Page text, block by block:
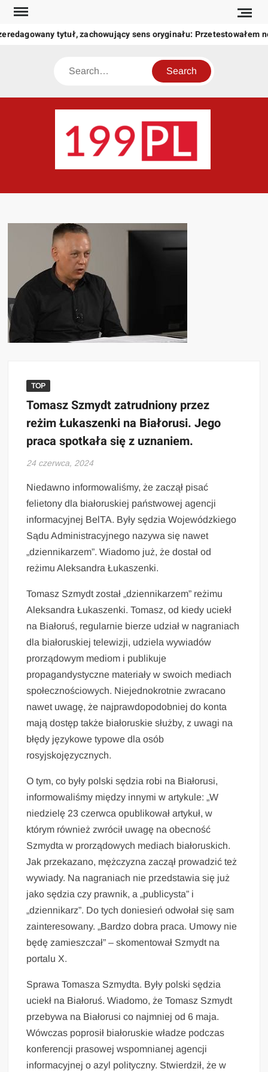
Skip
content
tytuł, zachowujący sens oryginału: Przetestowałem
Search
świat
TOP
Tomasz Szmydt zatrudniony przez
reżim Łukaszenki na Białorusi. Jego
praca spotkała się z uznaniem.
24 czerwca, 2024
Niedawno informowaliśmy, że zaczął pisać
felietony dla białoruskiej państwowej agencji
informacyjnej BelTA. Były sędzia Wojewódzkiego
Sądu Administracyjnego nazywa się nawet
„dziennikarzem”. Wiadomo już, że dostał od
reżimu Aleksandra Łukaszenki.
Tomasz Szmydt został „dziennikarzem” reżimu
Aleksandra Łukaszenki. Tomasz, od kiedy uciekł
na Białoruś, regularnie bierze udział w nagraniach
dla białoruskiej telewizji, udziela wywiadów
prorządowym mediom i publikuje
propagandystyczne materiały w swoich mediach
społecznościowych. Niejednokrotnie zwracano
nawet uwagę, że najprawdopodobniej do konta
mają dostęp także białoruskie służby, z uwagi na
błędy językowe typowe dla osób
rosyjskojęzycznych.
O tym, co były polski sędzia robi na Białorusi,
informowaliśmy między innymi w artykule: „W
niedzielę 23 czerwca opublikował artykuł, w
którym również zwrócił uwagę na obecność
Szmydta w prorządowych mediach białoruskich.
Jak przekazano, mężczyzna zaczął prowadzić też
wywiady. Na nagraniach nie przedstawia się już
jako sędzia czy prawnik, a „publicysta” i
„dziennikarz”. Do tych doniesień odwołał się sam
zainteresowany. „Bardzo dobra praca. Umowy nie
będę zamieszczał” – skomentował Szmydt na
portalu X.
Sprawa Tomasza Szmydta. Były polski sędzia
uciekł na Białoruś. Wiadomo, że Tomasz Szmydt
przebywa na Białorusi co najmniej od 6 maja.
Wówczas poprosił białoruskie władze podczas
konferencji prasowej wspomnianej agencji
informacyjnej o azyl polityczny. Stwierdził, że w